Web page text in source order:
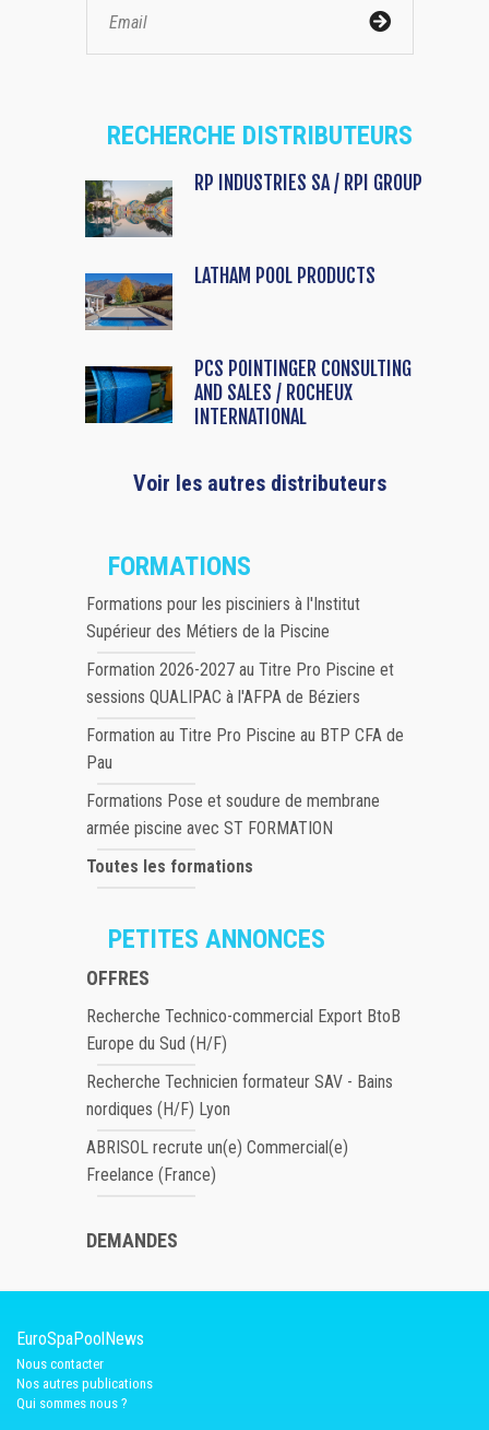
RECHERCHE DISTRIBUTEURS
RP INDUSTRIES SA / RPI GROUP
LATHAM POOL PRODUCTS
PCS POINTINGER CONSULTING
AND SALES / ROCHEUX
INTERNATIONAL
Voir les autres distributeurs
FORMATIONS
Formations pour les pisciniers à l'Institut
Supérieur des Métiers de la Piscine
Formation 2026-2027 au Titre Pro Piscine et
sessions QUALIPAC à l'AFPA de Béziers
Formation au Titre Pro Piscine au BTP CFA de
Pau
Formations Pose et soudure de membrane
armée piscine avec ST FORMATION
Toutes les formations
PETITES ANNONCES
OFFRES
Recherche Technico-commercial Export BtoB
Europe du Sud (H/F)
Recherche Technicien formateur SAV - Bains
nordiques (H/F) Lyon
ABRISOL recrute un(e) Commercial(e)
Freelance (France)
DEMANDES
EuroSpaPoolNews
Nous contacter
Nos autres publications
Qui sommes nous ?